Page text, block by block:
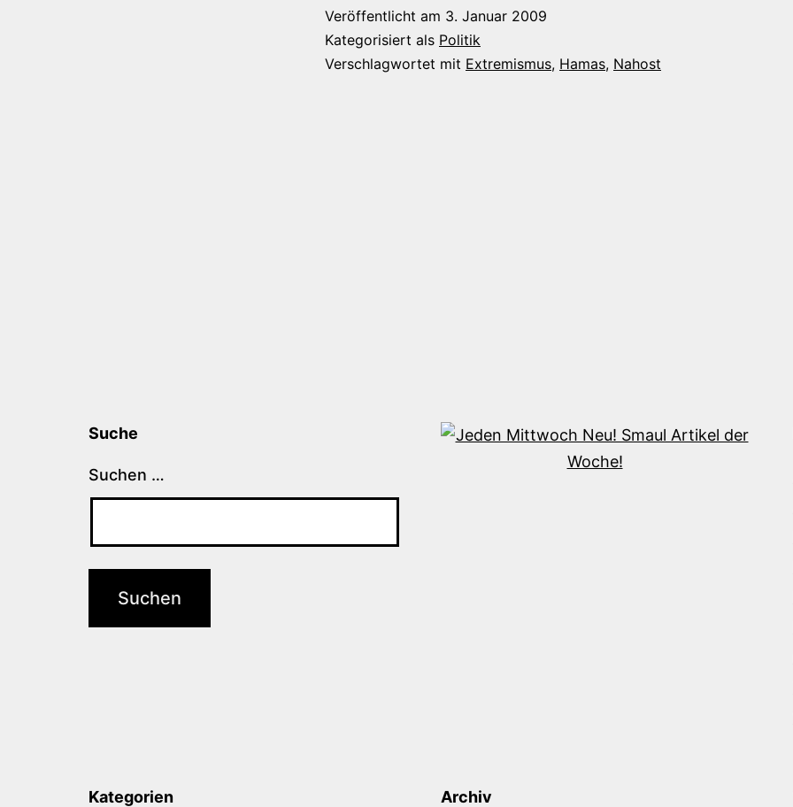
Veröffentlicht am 3. Januar 2009
Kategorisiert als Politik
Verschlagwortet mit Extremismus, Hamas, Nahost
Suche
Suchen …
Kategorien Archiv